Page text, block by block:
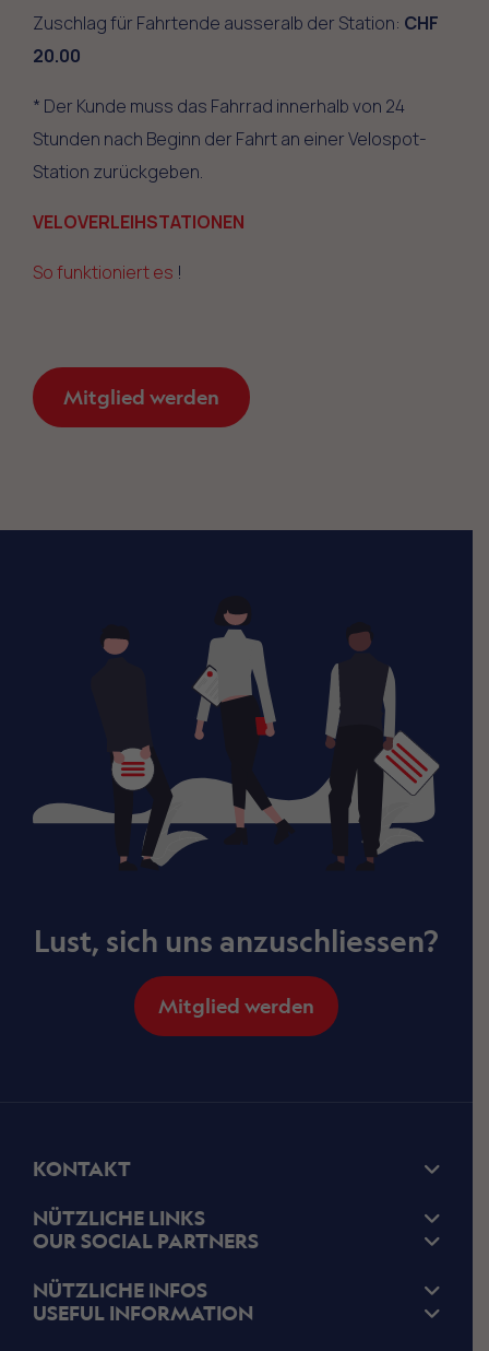
Zuschlag für Fahrtende ausseralb der Station: CHF
20.00
* Der Kunde muss das Fahrrad innerhalb von 24
Stunden nach Beginn der Fahrt an einer Velospot-
Station zurückgeben.
VELOVERLEIHSTATIONEN
So funktioniert es !
Mitglied werden
Lust, sich uns anzuschliessen?
Mitglied werden
KONTAKT
NÜTZLICHE LINKS
OUR SOCIAL PARTNERS
NÜTZLICHE INFOS
USEFUL INFORMATION